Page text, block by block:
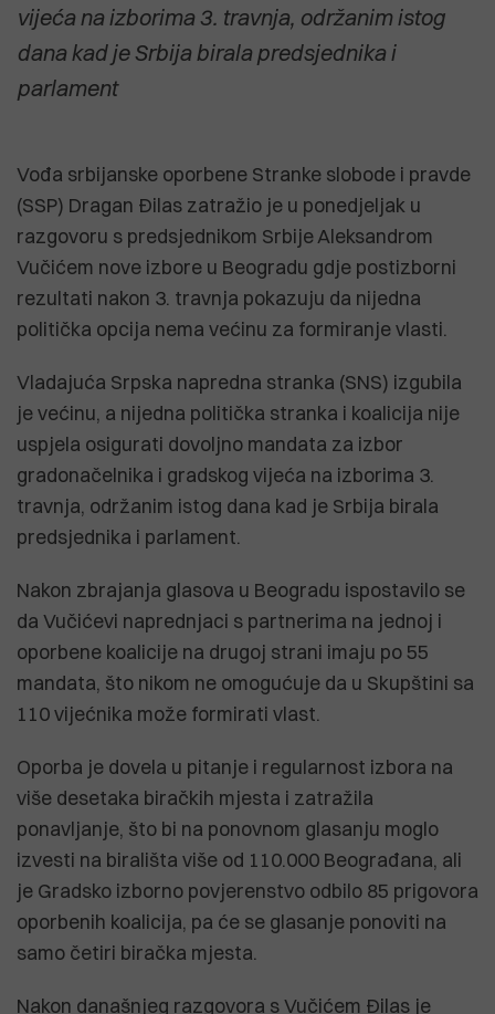
vijeća na izborima 3. travnja, održanim istog
dana kad je Srbija birala predsjednika i
parlament
Vođa srbijanske oporbene Stranke slobode i pravde
(SSP) Dragan Đilas zatražio je u ponedjeljak u
razgovoru s predsjednikom Srbije Aleksandrom
Vučićem nove izbore u Beogradu gdje postizborni
rezultati nakon 3. travnja pokazuju da nijedna
politička opcija nema većinu za formiranje vlasti.
Vladajuća Srpska napredna stranka (SNS) izgubila
je većinu, a nijedna politička stranka i koalicija nije
uspjela osigurati dovoljno mandata za izbor
gradonačelnika i gradskog vijeća na izborima 3.
travnja, održanim istog dana kad je Srbija birala
predsjednika i parlament.
Nakon zbrajanja glasova u Beogradu ispostavilo se
da Vučićevi naprednjaci s partnerima na jednoj i
oporbene koalicije na drugoj strani imaju po 55
mandata, što nikom ne omogućuje da u Skupštini sa
110 vijećnika može formirati vlast.
Oporba je dovela u pitanje i regularnost izbora na
više desetaka biračkih mjesta i zatražila
ponavljanje, što bi na ponovnom glasanju moglo
izvesti na birališta više od 110.000 Beograđana, ali
je Gradsko izborno povjerenstvo odbilo 85 prigovora
oporbenih koalicija, pa će se glasanje ponoviti na
samo četiri biračka mjesta.
Nakon današnjeg razgovora s Vučićem Đilas je